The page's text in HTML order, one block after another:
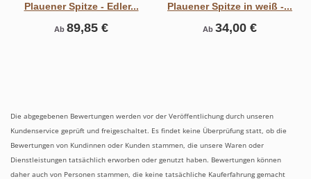
Plauener Spitze - Edler...
Ab 89,85 €
Plauener Spitze in weiß -...
Ab 34,00 €
Die abgegebenen Bewertungen werden vor der Veröffentlichung durch unseren
Kundenservice geprüft und freigeschaltet. Es findet keine Überprüfung statt, ob die
Bewertungen von Kundinnen oder Kunden stammen, die unsere Waren oder
Dienstleistungen tatsächlich erworben oder genutzt haben. Bewertungen können
daher auch von Personen stammen, die keine tatsächliche Kauferfahrung gemacht